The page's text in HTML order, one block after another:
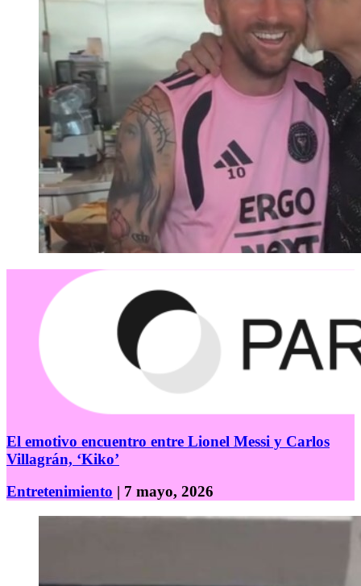
El emotivo encuentro entre Lionel Messi y Carlos
Villagrán, ‘Kiko’
Entretenimiento | 7 mayo, 2026